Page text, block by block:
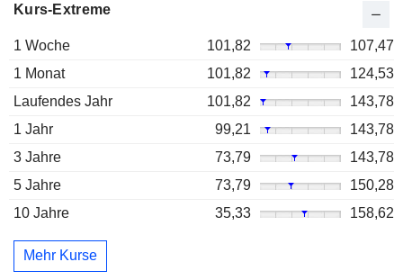
Kurs-Extreme
1 Woche 101,82
107,47
1 Monat
101,82
124,53
Laufendes Jahr
101,82
143,78
1 Jahr
99,21
143,78
3 Jahre
73,79
143,78
5 Jahre
73,79
150,28
10 Jahre
35,33 158,62
Mehr Kurse